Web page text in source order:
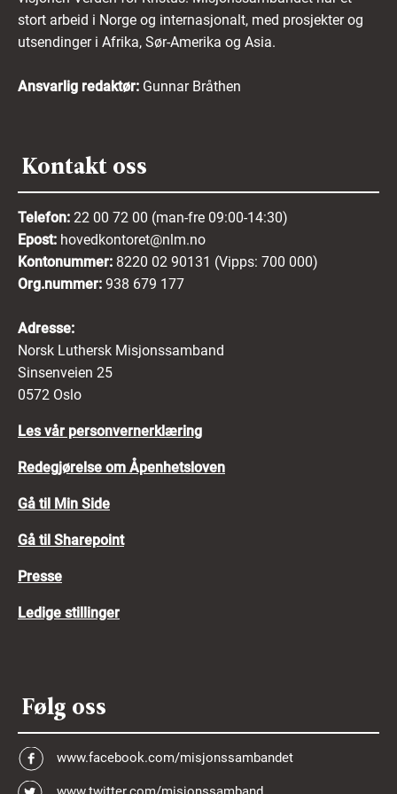
avtalt med et nytt samtykke.
Du kan be om innsyn i de personopplysninger
eller sletter informasjon om deg. Du har når som
kontakte oss på e-post
søknaden og slette personopplysningene som er
forbundet med søknaden fra
rekrutteringssystemet.
Ved å sende inn din søknad:
Erklærer du at opplysningene i søknaden
Samtykker du til behandling og
opplysningene.
Mer informasjon om hvordan vi behandler dine
personvernerklæring her
stort arbeid i Norge og internasjonalt, med prosjekter og
utsendinger i Afrika, Sør-Amerika og Asia.
Ansvarlig redaktør: Gunnar Bråthen
Kontakt oss
Telefon: 22 00 72 00 (man-fre 09:00-14:30)
Epost: hovedkontoret@nlm.no
Kontonummer: 8220 02 90131 (Vipps: 700 000)
Org.nummer: 938 679 177
Adresse:
Norsk Luthersk Misjonssamband
Sinsenveien 25
0572 Oslo
Les vår personvernerklæring
Redegjørelse om Åpenhetsloven
Gå til Min Side
Gå til Sharepoint
Presse
Ledige stillinger
Følg oss
www.facebook.com/misjonssambandet